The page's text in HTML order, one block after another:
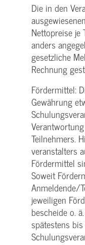
Die in den
Nettopreise je
anders
gesetzliche
Rechnung
Fördermittel:
Gewährung
Teilnehmers.
veranstalters
Fördermittel
Soweit
Anmeldende/­
jeweiligen
bescheide o.
spätestens